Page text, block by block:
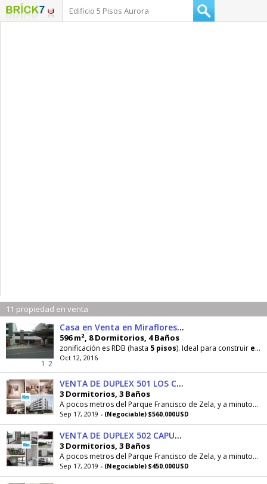
11 propiedad en venta
1 2
Casa en Venta en Miraflores La Aurora
596 m², 8 Dormitorios, 4 Baños
zonificación es RDB (hasta 5 pisos). Ideal para construir edificio
Oct 12, 2016
VENTA DE DUPLEX 501 LOS CAPULIES CDRA 5 MIRAFLORES
3 Dormitorios, 3 Baños
A pocos metros del Parque Francisco de Zela, y a minutos de tiendas y Centros Comerciales.
Sep 17, 2019 - (Negociable) $560.000USD
VENTA DE DUPLEX 502 CAPULIES CDRA 5 MIRAFLORES
3 Dormitorios, 3 Baños
A pocos metros del Parque Francisco de Zela, y a minutos de tiendas y Centros Comerciales.
Sep 17, 2019 - (Negociable) $450.000USD